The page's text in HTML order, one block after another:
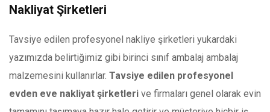
Nakliyat Şirketleri
Tavsiye edilen profesyonel nakliye şirketleri yukardaki
yazımızda belirtiğimiz gibi birinci sınıf ambalaj ambalaj
malzemesini kullanırlar. Tavsiye edilen profesyonel
evden eve nakliyat şirketleri ve firmaları genel olarak evin